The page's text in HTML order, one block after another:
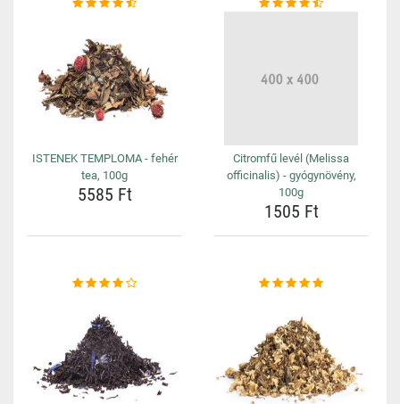
ISTENEK TEMPLOMA - fehér
tea, 100g
5585 Ft
Citromfű levél (Melissa
officinalis) - gyógynövény,
100g
1505 Ft